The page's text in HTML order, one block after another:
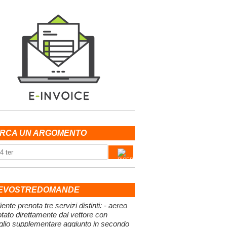
UN ARGOMENTO
prenota tre servizi distinti: - aereo
direttamente dal vettore con
supplementare aggiunto in secondo